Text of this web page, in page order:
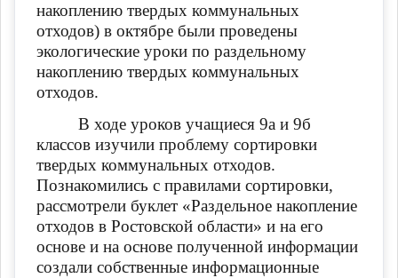
накоплению твердых коммунальных
отходов) в октябре были проведены
экологические уроки по раздельному
накоплению твердых коммунальных
отходов.
В ходе уроков учащиеся 9а и 9б
классов изучили проблему сортировки
твердых коммунальных отходов.
Познакомились с правилами сортировки,
рассмотрели буклет «Раздельное накопление
отходов в Ростовской области» и на его
основе и на основе полученной информации
создали собственные информационные